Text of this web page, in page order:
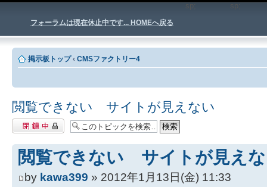
フォーラムは現在休止中です... HOMEへ戻る
sp;
掲示板トップ ‹ CMSファクトリー4
閲覧できない サイトが見えない
閉鎖中トピック
閲覧できない サイトが見え
by kawa399 » 2012年1月13日(金) 11:33